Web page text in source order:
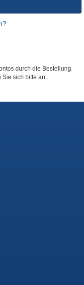
durch die Bestellung.
Sie sich bitte an .